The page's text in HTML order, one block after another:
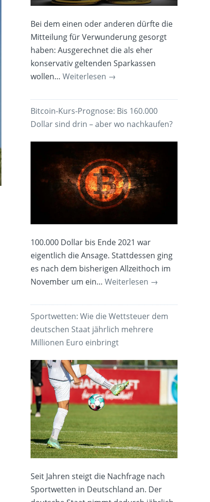
Bei dem einen oder anderen dürfte die
Mitteilung für Verwunderung gesorgt
haben: Ausgerechnet die als eher
konservativ geltenden Sparkassen
wollen…Weiterlesen →
Bitcoin-Kurs-Prognose: Bis 160.000
Dollar sind drin – aber wo nachkaufen?
100.000 Dollar bis Ende 2021 war
eigentlich die Ansage. Stattdessen ging
es nach dem bisherigen Allzeithoch im
November um ein…Weiterlesen →
Sportwetten: Wie die Wettsteuer dem
deutschen Staat jährlich mehrere
Millionen Euro einbringt
Seit Jahren steigt die Nachfrage nach
Sportwetten in Deutschland an. Der